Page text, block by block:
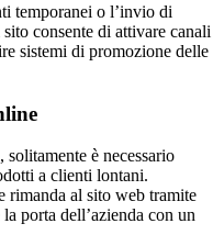
temporanei o l’invio di
consente di attivare canali
sistemi di promozione delle
è necessario
a clienti lontani.
rimanda al sito web tramite
porta dell’azienda con un